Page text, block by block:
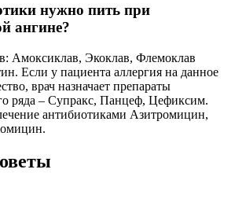
нужно пить при
ангине?
Амоксиклав, Экоклав, Флемоклав
Если у пациента аллергия на данное
врач назначает препараты
ряда – Супракс, Панцеф, Цефиксим.
антибиотиками Азитромицин,